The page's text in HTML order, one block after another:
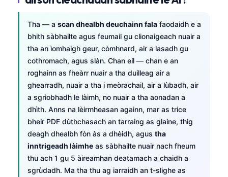
Tha — a scan dhealbh deuchainn fala faodaidh e a
bhith sàbhailte agus feumail gu clionaigeach nuair a
tha an ìomhaigh geur, còmhnard, air a lasadh gu
cothromach, agus slàn. Chan eil — chan e an
roghainn as fheàrr nuair a tha duilleag air a
ghearradh, nuair a tha i meòrachail, air a lùbadh, air
a sgrìobhadh le làimh, no nuair a tha aonadan a
dhìth. Anns na lèirmheasan againn, mar as trice
bheir PDF dùthchasach an tarraing as glaine, thig
deagh dhealbh fòn às a dhèidh, agus tha
inntrigeadh làimhe as sàbhailte nuair nach fheum
thu ach 1 gu 5 àireamhan deatamach a chaidh a
sgrùdadh. Ma tha thu ag iarraidh an t-slighe as